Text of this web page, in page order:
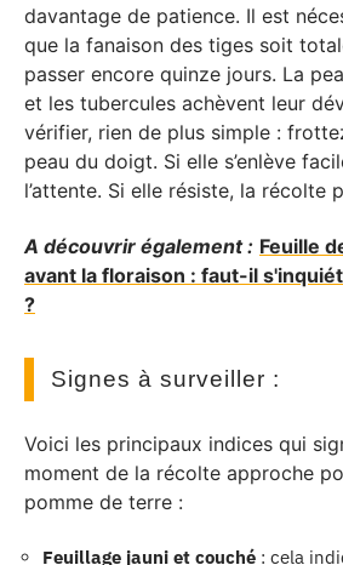
davantage de patience. Il est
que la fanaison des tiges soit
passer encore quinze jours. La
et les tubercules achèvent leur
vérifier, rien de plus simple :
peau du doigt. Si elle s’enlève
l’attente. Si elle résiste, la récolte
A découvrir également : Feuille
avant la floraison : faut-il
?
Signes à surveiller :
Voici les principaux indices qui
moment de la récolte approche
pomme de terre :
Feuillage jauni et couché : cela